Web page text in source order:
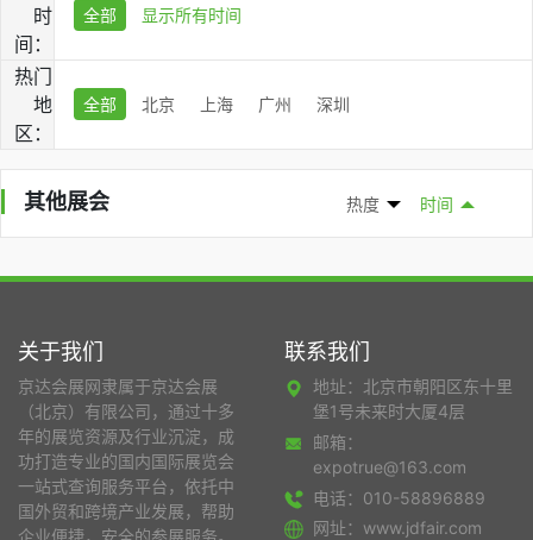
时
间：
全部 显示所有时间
热门
地
区：
全部 北京 上海 广州 深圳
其他展会 热度 时间
关于我们
京达会展网隶属于京达会展
（北京）有限公司，通过十多
年的展览资源及行业沉淀，成
功打造专业的国内国际展览会
一站式查询服务平台，依托中
国外贸和跨境产业发展，帮助
企业便捷，安全的参展服务。
联系我们
地址：北京市朝阳区东十里
堡1号未来时大厦4层
邮箱：
expotrue@163.com
电话：010-58896889
网址：www.jdfair.com